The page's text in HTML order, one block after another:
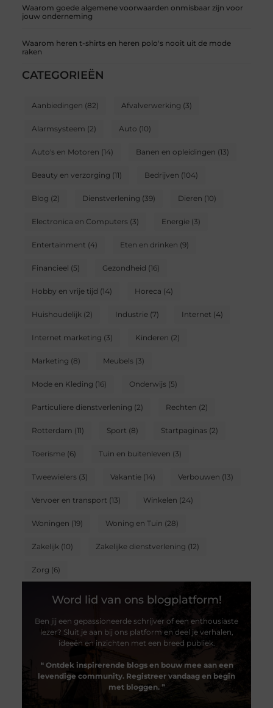
Waarom goede algemene voorwaarden onmisbaar zijn voor
jouw onderneming
Waarom heren t-shirts en heren polo's nooit uit de mode
raken
CATEGORIEËN
Aanbiedingen (82) Afvalverwerking (3)
Alarmsysteem (2) Auto (10)
Auto's en Motoren (14) Banen en opleidingen (13)
Beauty en verzorging (11) Bedrijven (104)
Blog (2) Dienstverlening (39) Dieren (10)
Electronica en Computers(3) Energie(3)
Entertainment (4) Eten en drinken (9)
Financieel (5) Gezondheid (16)
Hobby en vrije tijd (14) Horeca (4)
Huishoudelijk (2) Industrie(7) Internet (4)
Internet marketing (3) Kinderen (2)
Marketing (8) Meubels(3)
Mode en Kleding (16) Onderwijs(5)
Particuliere dienstverlening (2) Rechten (2)
Rotterdam (11) Sport (8) Startpaginas(2)
Toerisme(6) Tuin en buitenleven (3)
Tweewielers(3) Vakantie(14) Verbouwen (13)
Vervoer en transport (13) Winkelen (24)
Woningen (19) Woning en Tuin (28)
Zakelijk (10) Zakelijke dienstverlening (12)
Zorg (6)
Word lid van ons blogplatform!
Ben jij een gepassioneerde schrijver of een enthousiaste
lezer? Sluit je aan bij ons platform en deel je verhalen,
ideeën en inzichten met een breed publiek.
❝ Ontdek inspirerende blogs en bouw mee aan een
levendige community. Registreer vandaag en begin
met bloggen.❞